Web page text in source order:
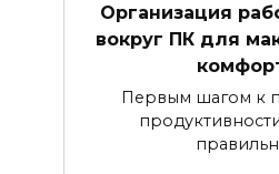
Организация
вокруг ПК для
Первым шагом к